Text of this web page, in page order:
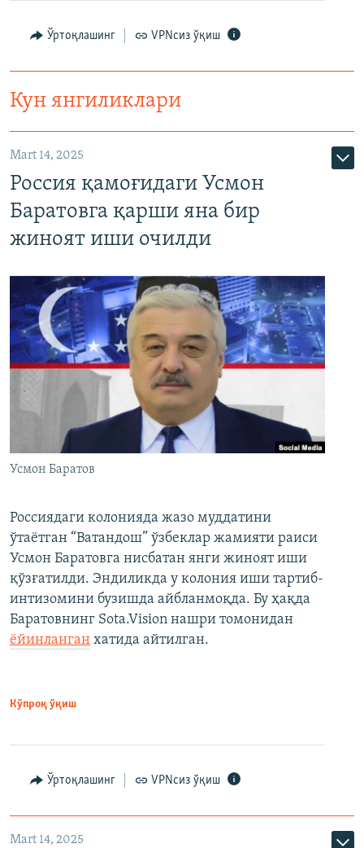
Ўртоқлашинг VPNсиз ўқиш
Кун янгиликлари
Mart 14, 2025
Россия қамоғидаги Усмон
Баратовга қарши яна бир
жиноят иши очилди
Усмон Баратов
Россиядаги колонияда жазо муддатини
ўтаётган “Ватандош” ўзбеклар жамияти раиси
Усмон Баратовга нисбатан янги жиноят иши
қўзғатилди. Эндиликда у колония иши тартиб-
интизомини бузишда айбланмоқда. Бу ҳақда
Баратовнинг Sota.Vision нашри томонидан
ёйинланган хатида айтилган.
Кўпроқ ўқиш
Ўртоқлашинг VPNсиз ўқиш
Mart 14, 2025